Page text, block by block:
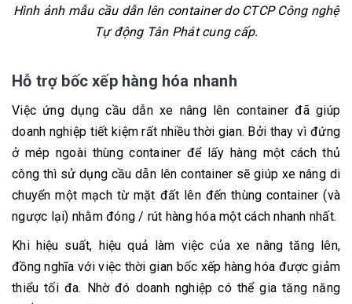
Hình ảnh mẫu cầu dẫn lên container do CTCP Công nghệ
Tự động Tân Phát cung cấp.
Hỗ trợ bốc xếp hàng hóa nhanh
Việc ứng dụng cầu dẫn xe nâng lên container đã giúp
doanh nghiệp tiết kiệm rất nhiều thời gian. Bởi thay vì đứng
ở mép ngoài thùng container để lấy hàng một cách thủ
công thì sử dụng cầu dẫn lên container sẽ giúp xe nâng di
chuyển một mạch từ mặt đất lên đến thùng container (và
ngược lại) nhằm đóng / rút hàng hóa một cách nhanh nhất.
Khi hiệu suất, hiệu quả làm việc của xe nâng tăng lên,
đồng nghĩa với việc thời gian bốc xếp hàng hóa được giảm
thiểu tối đa. Nhờ đó doanh nghiệp có thể gia tăng năng